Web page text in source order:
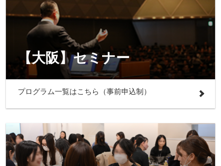
【大阪】セミナー
プログラム一覧はこちら（事前申込制）